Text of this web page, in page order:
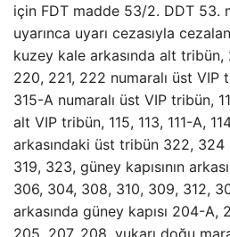
için FDT madde 53/2. DDT 53.
uyarınca uyarı cezasıyla
kuzey kale arkasında alt tribün,
220, 221, 222 numaralı üst VIP
315-A numaralı üst VIP tribün,
alt VIP tribün, 115, 113, 111-A,
arkasındaki üst tribün 322, 324
319, 323, güney kapısının
306, 304, 308, 310, 309, 312,
arkasında güney kapısı 204-A,
205, 207, 208, yukarı doğu